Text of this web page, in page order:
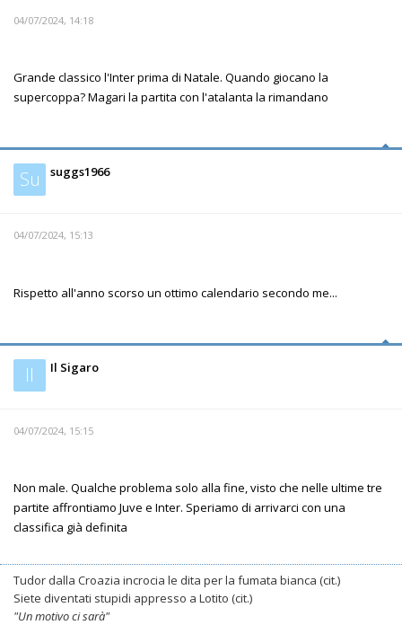
04/07/2024, 14:18
Grande classico l'Inter prima di Natale. Quando giocano la
supercoppa? Magari la partita con l'atalanta la rimandano
Su suggs1966
04/07/2024, 15:13
Rispetto all'anno scorso un ottimo calendario secondo me...
Il Il Sigaro
04/07/2024, 15:15
Non male. Qualche problema solo alla fine, visto che nelle ultime tre
partite affrontiamo Juve e Inter. Speriamo di arrivarci con una
classifica già definita
Tudor dalla Croazia incrocia le dita per la fumata bianca (cit.)
Siete diventati stupidi appresso a Lotito (cit.)
"Un motivo ci sarà"